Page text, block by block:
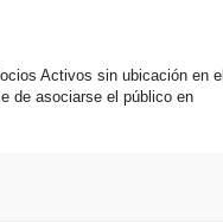
Activos sin ubicación en el
de asociarse el público en